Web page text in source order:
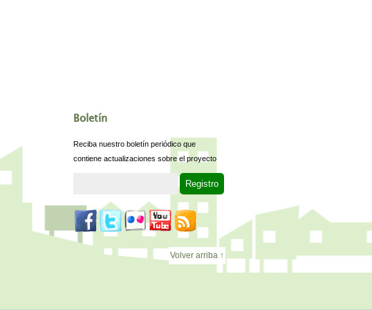
Boletín
Reciba nuestro boletín periódico que
contiene actualizaciones sobre el proyecto
Volver arriba ↑